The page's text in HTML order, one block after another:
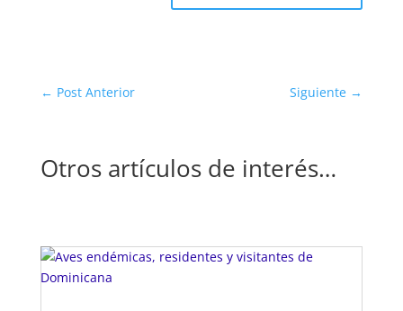
← Post Anterior Siguiente →
Otros artículos de interés…